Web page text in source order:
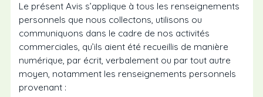
Le présent Avis s’applique à tous les renseignements
personnels que nous collectons, utilisons ou
communiquons dans le cadre de nos activités
commerciales, qu’ils aient été recueillis de manière
numérique, par écrit, verbalement ou par tout autre
moyen, notamment les renseignements personnels
provenant :